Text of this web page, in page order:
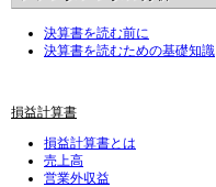
決算書を読む前に
決算書を読むための基礎知識
損益計算書
損益計算書とは
売上高
営業外収益